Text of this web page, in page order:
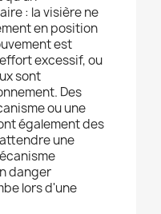
: la visière ne
en position
est
excessif, ou
sont
Des
ou une
également des
une
danger
lors d'une